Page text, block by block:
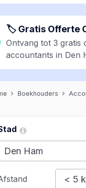
🏷 Gratis Offerte
Ontvang tot 3 gratis
accountants in Den
Boekhouders